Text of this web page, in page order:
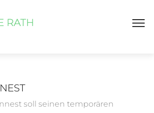
soll seinen temporären